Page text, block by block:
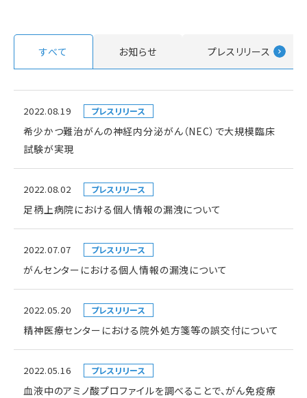
すべて お知らせ プレスリリース
2022.08.19 プレスリリース
希少かつ難治がんの神経内分泌がん（NEC）で大規模臨床
試験が実現
2022.08.02 プレスリリース
足柄上病院における個人情報の漏洩について
2022.07.07 プレスリリース
がんセンターにおける個人情報の漏洩について
2022.05.20 プレスリリース
精神医療センターにおける院外処方箋等の誤交付について
2022.05.16 プレスリリース
血液中のアミノ酸プロファイルを調べることで、がん免疫療